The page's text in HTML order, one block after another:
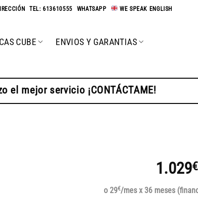
-TEL: 613610555 WHATSAPP WE SPEAK ENGLISH
CUBE ENVIOS Y GARANTIAS
el mejor servicio ¡CONTÁCTAME!
1.029€
o 29€/mes x 36 meses